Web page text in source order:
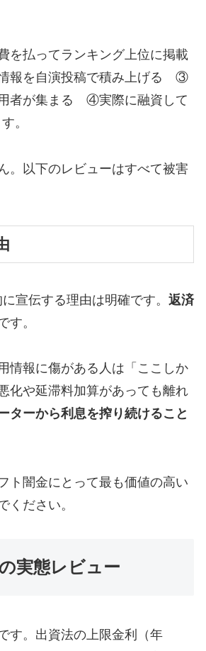
を払ってランキング上位に掲載
報を自演投稿で積み上げる ③
者が集まる ④実際に融資して
。
。以下のレビューはすべて被害
宣伝する理由は明確です。 返済
す。
情報に傷がある人は「ここしか
化や延滞料加算があっても離れ
ターから利息を搾り続けること
ト闇金にとって最も価値の高い
ください。
実態レビュー
す。出資法の上限金利（年